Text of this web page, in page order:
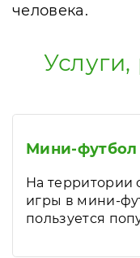
человека.
Мини-футбол
На территории
игры в мини-
пользуется